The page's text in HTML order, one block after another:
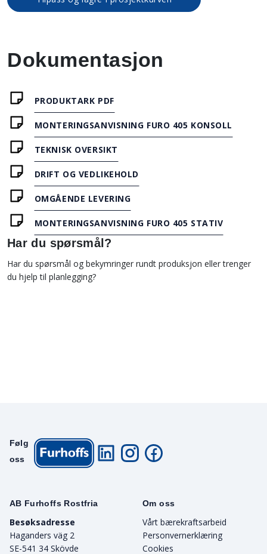
Dokumentasjon
PRODUKTARK PDF
MONTERINGSANVISNING FURO 405 KONSOLL
TEKNISK OVERSIKT
DRIFT OG VEDLIKEHOLD
OMGÅENDE LEVERING
MONTERINGSANVISNING FURO 405 STATIV
Har du spørsmål?
Har du spørsmål og bekymringer rundt produksjon eller trenger
du hjelp til planlegging?
AB Furhoffs Rostfria
Besøksadresse
Haganders väg 2
SE-541 34 Skövde
Om oss
Vårt bærekraftsarbeid
Personvernerklæring
Cookies
Følg
oss